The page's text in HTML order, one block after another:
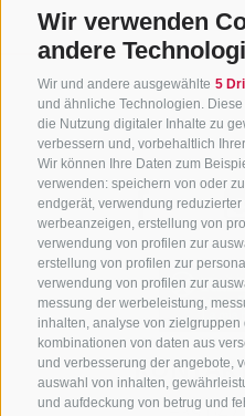
Wir verwenden
andere
Wir und andere ausgewählte 5
und ähnliche Technologien.
die Nutzung digitaler Inhalte zu
verbessern und, vorbehaltlich
Wir können Ihre Daten zum
verwenden: speichern von oder
endgerät, verwendung
werbeanzeigen, erstellung von
verwendung von profilen zur
erstellung von profilen zur
verwendung von profilen zur
messung der werbeleistung,
inhalten, analyse von zielgruppen
kombinationen von daten aus
und verbesserung der angebote,
auswahl von inhalten,
und aufdeckung von betrug und